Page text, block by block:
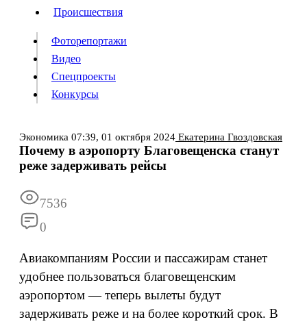
Происшествия
Видео
Конкурсы
Информация Подписка Реклама
Происшествия
Фоторепортажи
Видео
Спецпроекты
Конкурсы
Экономика 07:39, 01 октября 2024 Екатерина Гвоздовская
Почему в аэропорту Благовещенска станут
реже задерживать рейсы
7536
0
Авиакомпаниям России и пассажирам станет
удобнее пользоваться благовещенским
аэропортом — теперь вылеты будут
задерживать реже и на более короткий срок. В